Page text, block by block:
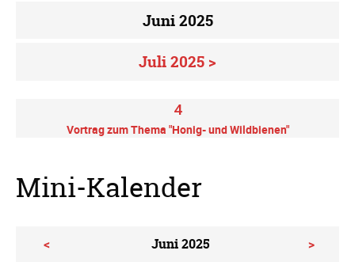
Juni 2025
Juli 2025 >
4
Vortrag zum Thema "Honig- und Wildbienen"
Mini-Kalender
< Juni 2025 >